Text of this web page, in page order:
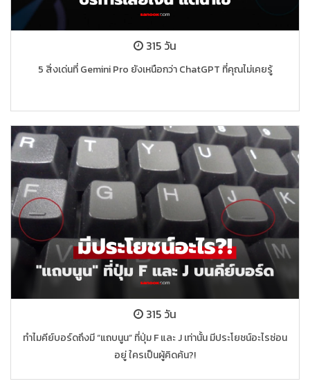
315 วัน
5 สิ่งเด่นที่ Gemini Pro ยังเหนือกว่า ChatGPT ที่คุณไม่เคยรู้
315 วัน
ทำไมคีย์บอร์ดถึงมี “แถบนูน” ที่ปุ่ม F และ J เท่านั้น มีประโยชน์อะไรซ่อน
อยู่ ใครเป็นผู้คิดค้น?!